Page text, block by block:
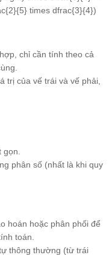
times dfrac{3}{4})
chỉ cần tính theo cả
trị của vế trái và vế phải,
phân số (nhất là khi quy
hoán hoặc phân phối để
toán.
thông thường (từ trái